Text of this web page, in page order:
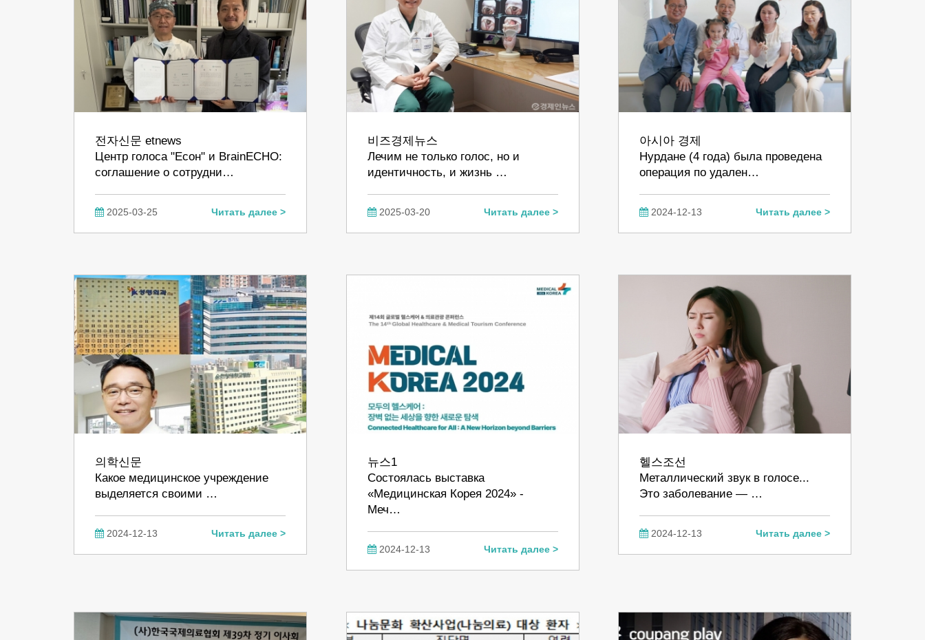
전자신문 etnews
Центр голоса "Есон" и BrainECHO:
соглашение о сотрудни…
2025-03-25 Читать далее >
비즈경제뉴스
Лечим не только голос, но и
идентичность, и жизнь …
2025-03-20 Читать далее >
아시아 경제
Нурдане (4 года) была проведена
операция по удален…
2024-12-13 Читать далее >
의학신문
Какое медицинское учреждение
выделяется своими …
2024-12-13 Читать далее >
뉴스1
Состоялась выставка
«Медицинская Корея 2024» -
Меч…
2024-12-13 Читать далее >
헬스조선
Металлический звук в голосе...
Это заболевание — …
2024-12-13 Читать далее >